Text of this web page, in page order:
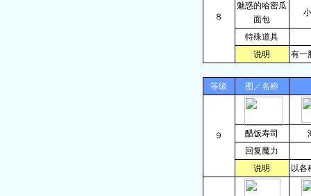
８
魅惑的哈密瓜
面包
特殊道具
说明
有一
等级 图／名称
９ 醋饭寿司
回复魔力
说明
以各